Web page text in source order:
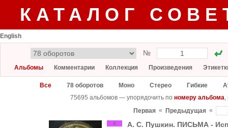
КАТАЛОГ
English
№
Альбомы Комментарии Коллекция Произведения
Все 78 оборотов Моно Стерео Гибкие
75695 альбомов — упорядочить по номеру альбома,
Первая « Предыдущая «
4 А. С. Пушкин. ПИСЬМА -